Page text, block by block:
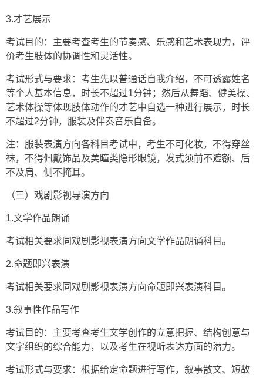
3.才艺展示
考试目的：主要考查考生的节奏感、乐感和艺术表现力，评
价考生肢体的协调性和灵活性。
考试形式与要求：考生先以普通话自我介绍，不可透露姓名
等个人基本信息，时长不超过1分钟；然后从舞蹈、健美操、
艺术体操等体现肢体动作的才艺中自选一种进行展示，时长
不超过2分钟，服装及伴奏音乐自备。
注：服装表演方向各科目考试中，考生不可化妆，不得穿丝
袜，不得佩戴饰品及美瞳类隐形眼镜，发式须前不遮额、后
不及肩、侧不掩耳。
（三）戏剧影视导演方向
1.文学作品朗诵
考试相关要求同戏剧影视表演方向文学作品朗诵科目。
2.命题即兴表演
考试相关要求同戏剧影视表演方向命题即兴表演科目。
3.叙事性作品写作
考试目的：主要考查考生文学创作的立意把握、结构创意与
文字组织的综合能力，以及考生在视听表达方面的潜力。
考试形式与要求：根据给定命题进行写作，叙事散文、短故